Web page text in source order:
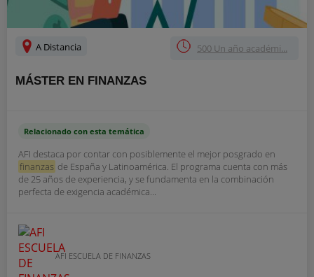
A Distancia 500 Un año académi...
MÁSTER EN FINANZAS
Relacionado con esta temática
AFI destaca por contar con posiblemente el mejor posgrado en
finanzas de España y Latinoamérica. El programa cuenta con más
de 25 años de experiencia, y se fundamenta en la combinación
perfecta de exigencia académica...
AFI ESCUELA DE FINANZAS